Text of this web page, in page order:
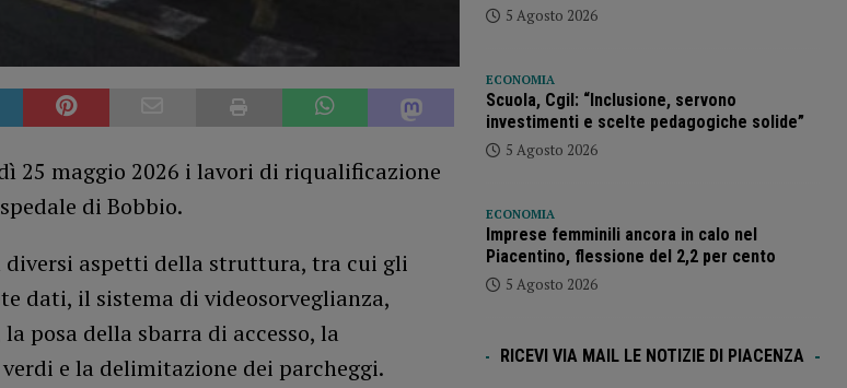
25 maggio 2026 i lavori di riqualificazione
di Bobbio.
diversi aspetti della struttura, tra cui gli
dati, il sistema di videosorveglianza,
posa della sbarra di accesso, la
e la delimitazione dei parcheggi.
5 Agosto 2026
ECONOMIA
Scuola, Cgil: “Inclusione, servono
investimenti e scelte pedagogiche solide”
5 Agosto 2026
ECONOMIA
Imprese femminili ancora in calo nel
Piacentino, flessione del 2,2 per cento
5 Agosto 2026
RICEVI VIA MAIL LE NOTIZIE DI PIACENZA